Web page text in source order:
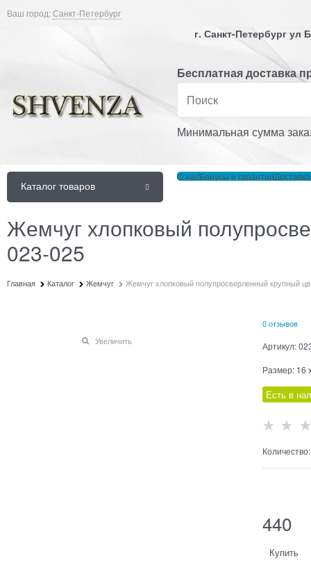
Ваш город:Санкт-Петербург
г. Санкт-Петербург
Бесплатная доставка
Минимальная сумма
Каталог товаров
О насБонусы и гарантии
Жемчуг хлопковый
023-025
Главная Каталог Жемчуг Жемчуг хлопковый полупросверленный крупный
Увеличить
0 отзывов
Артикул:
Размер: 16
Есть в
Количество:
440
Купить